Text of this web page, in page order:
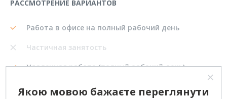
РАССМОТРЕНИЕ ВАРИАНТОВ
Работа в офисе на полный рабочий день
Частичная занятость
Удаленная работа (полный рабочий день)
Фриланс (одноразовые проекты)
Якою мовою бажаєте переглянути